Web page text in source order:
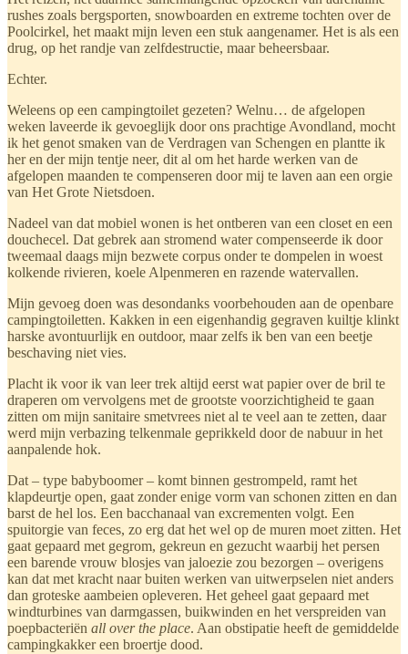
rushes zoals bergsporten, snowboarden en extreme tochten over de
Poolcirkel, het maakt mijn leven een stuk aangenamer. Het is als een
drug, op het randje van zelfdestructie, maar beheersbaar.
Echter.
Weleens op een campingtoilet gezeten? Welnu… de afgelopen
weken laveerde ik gevoeglijk door ons prachtige Avondland, mocht
ik het genot smaken van de Verdragen van Schengen en plantte ik
her en der mijn tentje neer, dit al om het harde werken van de
afgelopen maanden te compenseren door mij te laven aan een orgie
van Het Grote Nietsdoen.
Nadeel van dat mobiel wonen is het ontberen van een closet en een
douchecel. Dat gebrek aan stromend water compenseerde ik door
tweemaal daags mijn bezwete corpus onder te dompelen in woest
kolkende rivieren, koele Alpenmeren en razende watervallen.
Mijn gevoeg doen was desondanks voorbehouden aan de openbare
campingtoiletten. Kakken in een eigenhandig gegraven kuiltje klinkt
harske avontuurlijk en outdoor, maar zelfs ik ben van een beetje
beschaving niet vies.
Placht ik voor ik van leer trek altijd eerst wat papier over de bril te
draperen om vervolgens met de grootste voorzichtigheid te gaan
zitten om mijn sanitaire smetvrees niet al te veel aan te zetten, daar
werd mijn verbazing telkenmale geprikkeld door de nabuur in het
aanpalende hok.
Dat – type babyboomer – komt binnen gestrompeld, ramt het
klapdeurtje open, gaat zonder enige vorm van schonen zitten en dan
barst de hel los. Een bacchanaal van excrementen volgt. Een
spuitorgie van feces, zo erg dat het wel op de muren moet zitten. Het
gaat gepaard met gegrom, gekreun en gezucht waarbij het persen
een barende vrouw blosjes van jaloezie zou bezorgen – overigens
kan dat met kracht naar buiten werken van uitwerpselen niet anders
dan groteske aambeien opleveren. Het geheel gaat gepaard met
windturbines van darmgassen, buikwinden en het verspreiden van
poepbacteriën all over the place. Aan obstipatie heeft de gemiddelde
campingkakker een broertje dood.